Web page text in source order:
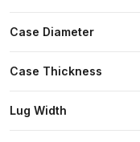
Case Diameter
Case Thickness
Lug Width